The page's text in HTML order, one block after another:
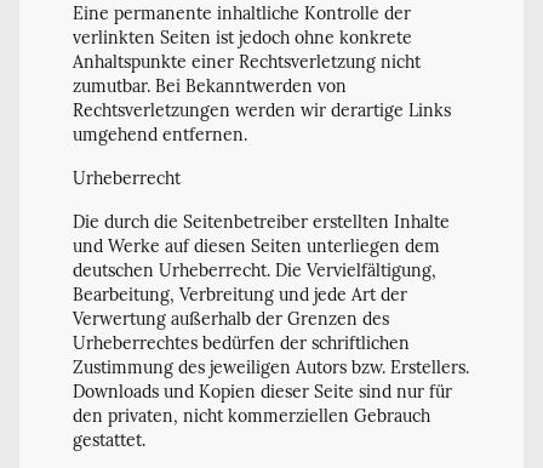
Eine permanente inhaltliche Kontrolle der
verlinkten Seiten ist jedoch ohne konkrete
Anhaltspunkte einer Rechtsverletzung nicht
zumutbar. Bei Bekanntwerden von
Rechtsverletzungen werden wir derartige Links
umgehend entfernen.
Urheberrecht
Die durch die Seitenbetreiber erstellten Inhalte
und Werke auf diesen Seiten unterliegen dem
deutschen Urheberrecht. Die Vervielfältigung,
Bearbeitung, Verbreitung und jede Art der
Verwertung außerhalb der Grenzen des
Urheberrechtes bedürfen der schriftlichen
Zustimmung des jeweiligen Autors bzw. Erstellers.
Downloads und Kopien dieser Seite sind nur für
den privaten, nicht kommerziellen Gebrauch
gestattet.